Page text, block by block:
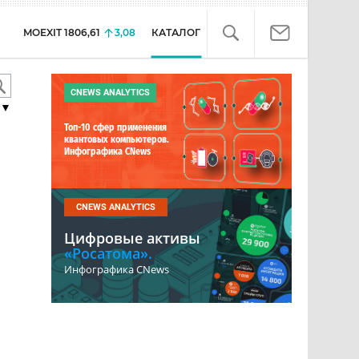
MOEXIT 1806,61 3,08 КАТАЛОГ
▼
CNEWS ANALYTICS
Топ-10 сфер применения
квантовых компьютеров.
Инфографика CNews
CNEWS ANALYTICS
Цифровые активы
«Росатома».
Инфографика CNews